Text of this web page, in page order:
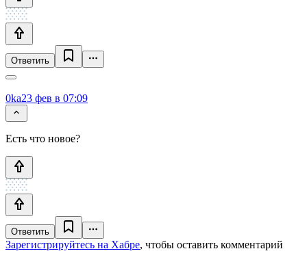
Ответить
0ka23 фев в 07:09
Есть что новое?
Ответить
Зарегистрируйтесь на Хабре, чтобы оставить комментарий